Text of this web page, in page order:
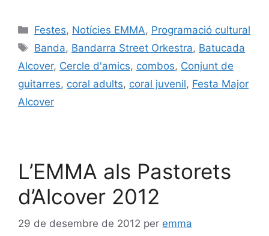
Festes, Notícies EMMA, Programació cultural
Banda, Bandarra Street Orkestra, Batucada
Alcover, Cercle d'amics, combos, Conjunt de
guitarres, coral adults, coral juvenil, Festa Major
Alcover
L’EMMA als Pastorets
d’Alcover 2012
29 de desembre de 2012 per emma